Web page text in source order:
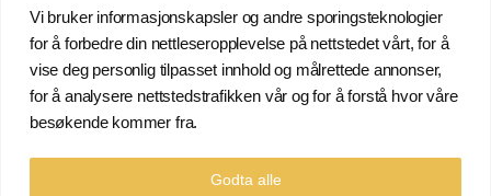
Vi bruker informasjonskapsler og andre sporingsteknologier
for å forbedre din nettleseropplevelse på nettstedet vårt, for å
vise deg personlig tilpasset innhold og målrettede annonser,
for å analysere nettstedstrafikken vår og for å forstå hvor våre
besøkende kommer fra.
Godta alle
+ 47 715 40 000
EPOST :
POSTMASTER@NORTHSHIPPING.NO